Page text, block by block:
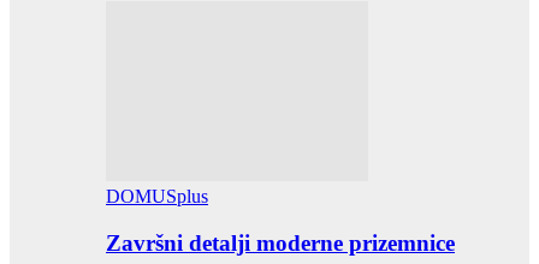
DOMUSplus
Završni detalji moderne prizemnice